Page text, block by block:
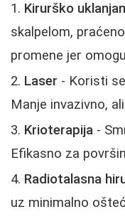
Kirurško
skalpelom,
promene jer
Laser - Koristi
Manje invazivno,
Krioterapija -
Efikasno za
Radiotalasna
uz minimalno